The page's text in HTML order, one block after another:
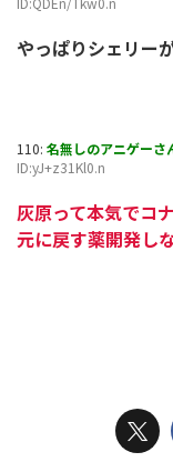
やっぱりシェリー
110: 名無しのアニゲーさ
ID:yJ+z31Kl0.n
灰原って本気でコ
元に戻す薬開発し